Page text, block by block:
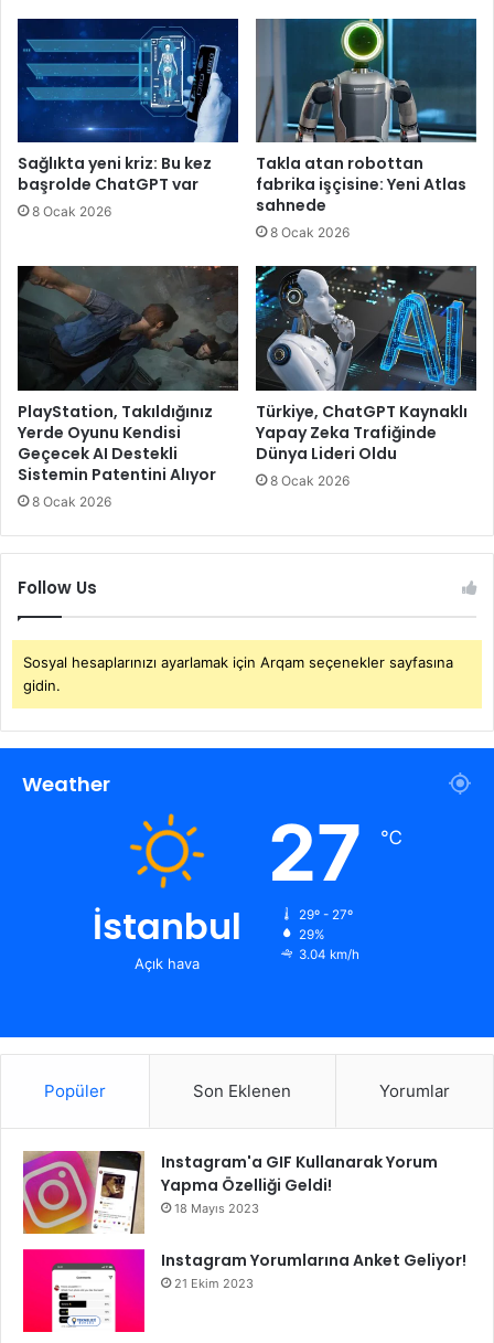
Sağlıkta yeni kriz: Bu kez
başrolde ChatGPT var
8 Ocak 2026
Takla atan robottan
fabrika işçisine: Yeni Atlas
sahnede
8 Ocak 2026
PlayStation, Takıldığınız
Yerde Oyunu Kendisi
Geçecek AI Destekli
Sistemin Patentini Alıyor
8 Ocak 2026
Türkiye, ChatGPT Kaynaklı
Yapay Zeka Trafiğinde
Dünya Lideri Oldu
8 Ocak 2026
Follow Us
Sosyal hesaplarınızı ayarlamak için Arqam seçenekler sayfasına
gidin.
Weather
İstanbul
Açık hava
27 ℃
29º - 27º
29%
3.04 km/h
Popüler Son Eklenen Yorumlar
Instagram'a GIF Kullanarak Yorum
Yapma Özelliği Geldi!
18 Mayıs 2023
Instagram Yorumlarına Anket Geliyor!
21 Ekim 2023